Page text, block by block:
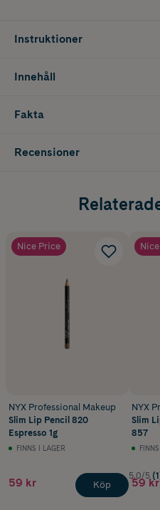
Instruktioner
Innehåll
Fakta
Recensioner
Nice Price
NYX Professional Makeup
Slim Lip Pencil 820
Espresso 1g
FINNS I LAGER
59 kr Köp
NYX
Slim
857
5.0/5
59 kr